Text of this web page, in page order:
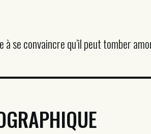
se convaincre qu’il peut tomber